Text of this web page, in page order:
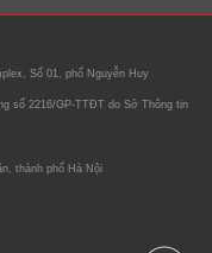
Số 01, phố Nguyễn Huy
số 2216/GP-TTĐT do Sở Thông tin
thành phố Hà Nội